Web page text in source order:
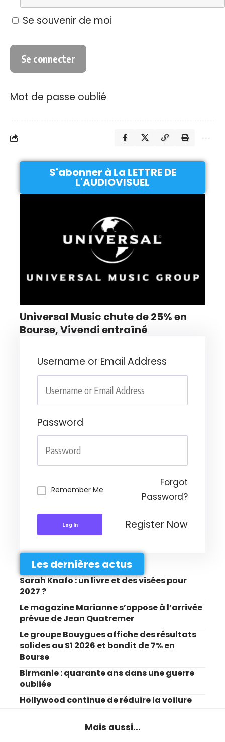
Se souvenir de moi
Mot de passe oublié
S'abonner à La LETTRE DE
L'AUDIOVISUEL
Universal Music chute de 25% en
Bourse, Vivendi entraîné
Username or Email Address
Password
Remember Me
Forgot
Password?
Log In Register Now
Les dernières actus
Sarah Knafo : un livre et des visées pour
2027 ?
Le magazine Marianne s’oppose à l’arrivée
prévue de Jean Quatremer
Le groupe Bouygues affiche des résultats
solides au S1 2026 et bondit de 7% en
Bourse
Birmanie : quarante ans dans une guerre
oubliée
Hollywood continue de réduire la voilure
Mais aussi...